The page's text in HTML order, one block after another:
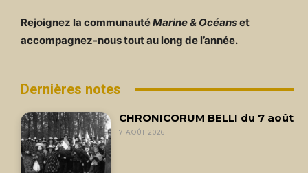
Rejoignez la communautéMarine & Océanset
accompagnez-nous tout au long de l’année.
Dernières notes
CHRONICORUM BELLI du 7 août
7 AOÛT 2026